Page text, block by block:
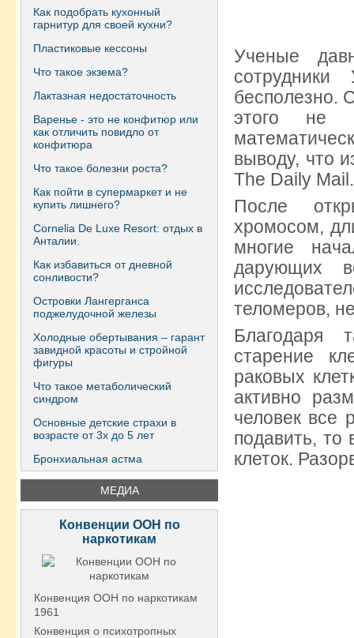
Как подобрать кухонный
гарнитур для своей кухни?
Пластиковые кессоны
Что такое экзема?
Лактазная недостаточность
Варенье - это не конфитюр или
как отличить повидло от
конфитюра
Что такое болезни роста?
Как пойти в супермаркет и не
купить лишнего?
Сornelia De Luxe Resort: отдых в
Анталии.
Как избавиться от дневной
сонливости?
Островки Лангерганса
поджелудочной железы
Холодные обертывания – гарант
завидной красоты и стройной
фигуры
Что такое метаболический
синдром
Основные детские страхи в
возрасте от 3х до 5 лет
Бронхиальная астма
МЕДИА
Конвенции ООН по
наркотикам
Конвенция ООН по наркотикам
1961
Конвенция о психотропных
Ученые
бесполезно.
этого не
выводу, что
The Daily Mail.
После
хромосом,
многие
дарующих
теломеров,
Благодаря
старение
раковых
активно
человек все
подавить, то
клеток.